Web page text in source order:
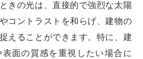
きの光は、直接的で強烈な太陽
コントラストを和らげ、建物の
えることができます。特に、建
面の質感を重視したい場合に